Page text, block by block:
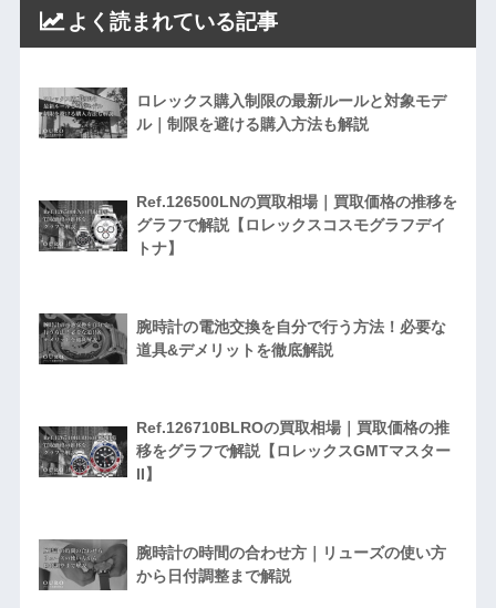
よく読まれている記事
ロレックス購入制限の最新ルールと対象モデ
ル｜制限を避ける購入方法も解説
Ref.126500LNの買取相場｜買取価格の推移を
グラフで解説【ロレックスコスモグラフデイ
トナ】
腕時計の電池交換を自分で行う方法！必要な
道具&デメリットを徹底解説
Ref.126710BLROの買取相場｜買取価格の推
移をグラフで解説【ロレックスGMTマスター
II】
腕時計の時間の合わせ方｜リューズの使い方
から日付調整まで解説